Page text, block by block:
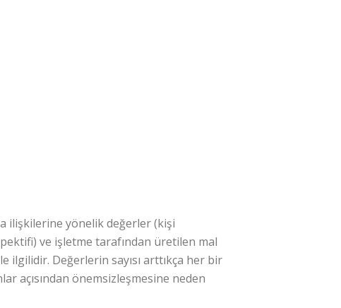
ilişkilerine yönelik değerler (kişi
ve işletme tarafından üretilen mal
Değerlerin sayısı arttıkça her bir
açısından önemsizleşmesine neden